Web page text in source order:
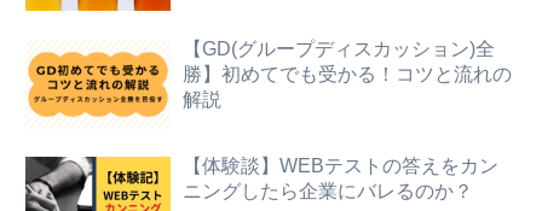
【GD(グループディスカッション)全
勝】初めてでも受かる！コツと流れの
解説
【体験談】WEBテストの答えをカン
ニングしたら企業にバレるのか？